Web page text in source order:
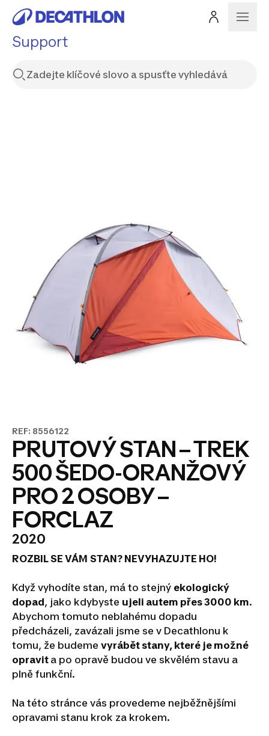
Support
REF: 8556122
PRUTOVÝ STAN – TREK
500 ŠEDO-ORANŽOVÝ
PRO 2 OSOBY –
FORCLAZ
2020
ROZBIL SE VÁM STAN? NEVYHAZUJTE HO!
Když vyhodíte stan, má to stejný ekologický
dopad, jako kdybyste ujeli autem přes 3000 km.
Abychom tomuto neblahému dopadu
předcházeli, zavázali jsme se v Decathlonu k
tomu, že budeme vyrábět stany, které je možné
opravit a po opravě budou ve skvělém stavu a
plně funkční.
Na této stránce vás provedeme nejběžnějšími
opravami stanu krok za krokem.